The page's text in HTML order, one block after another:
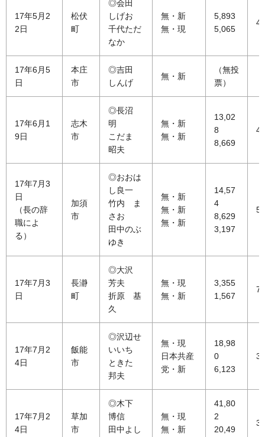
17年5月2
2日
松伏
町
◎会田
しげお
千代ただ
なか
無・新
無・現
5,893
5,065
17年6月5
日
本庄
市
◎吉田
しんげ
無・新
（無投
票）
17年6月1
9日
志木
市
◎長沼
明
こだま
昭夫
無・新
無・新
13,02
8
8,669
17年7月3
日
（長の辞
職によ
る）
加須
市
◎おおは
し良一
竹内 ま
さお
田中のぶ
ゆき
無・新
無・新
無・新
14,57
4
8,629
3,197
17年7月3
日
長瀞
町
◎大沢
芳夫
折原 基
久
無・現
無・新
3,355
1,567
17年7月2
4日
飯能
市
◎沢辺せ
いいち
ときた
邦夫
無・現
日本共産
党・新
18,98
0
6,123
17年7月2
4日
草加
市
◎木下
博信
田中よし
無・現
無・新
41,80
2
20,49